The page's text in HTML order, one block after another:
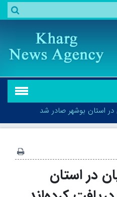
استان بوشهر صادر شد
استان بوشهر صادر شد
در استان